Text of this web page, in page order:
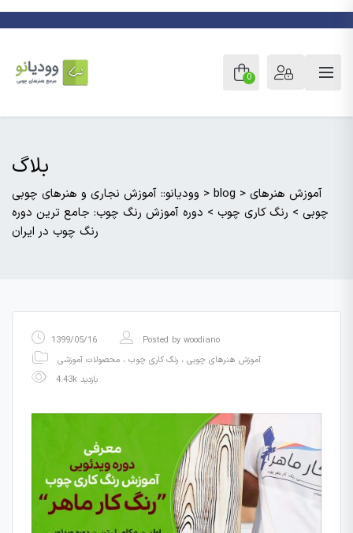
0
بلاگ
وودیانو:: آموزش نجاری و هنرهای چوبی > blog > آموزش هنرهای
چوبی > رنگ کاری چوب > دوره آموزش رنگ چوب: جامع ترین دوره
رنگ چوب در ایران
1399/05/16 Posted by woodiano
آموزش هنرهای چوبی ، رنگ کاری چوب ، محصولات آموزشی
4.43k بازدید